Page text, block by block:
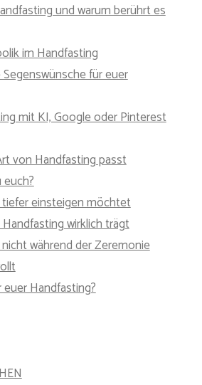
und warum berührt es
im Handfasting
für euer
mit KI, Google oder Pinterest
von Handfasting passt
einsteigen möchtet
wirklich trägt
während der Zeremonie
Handfasting?